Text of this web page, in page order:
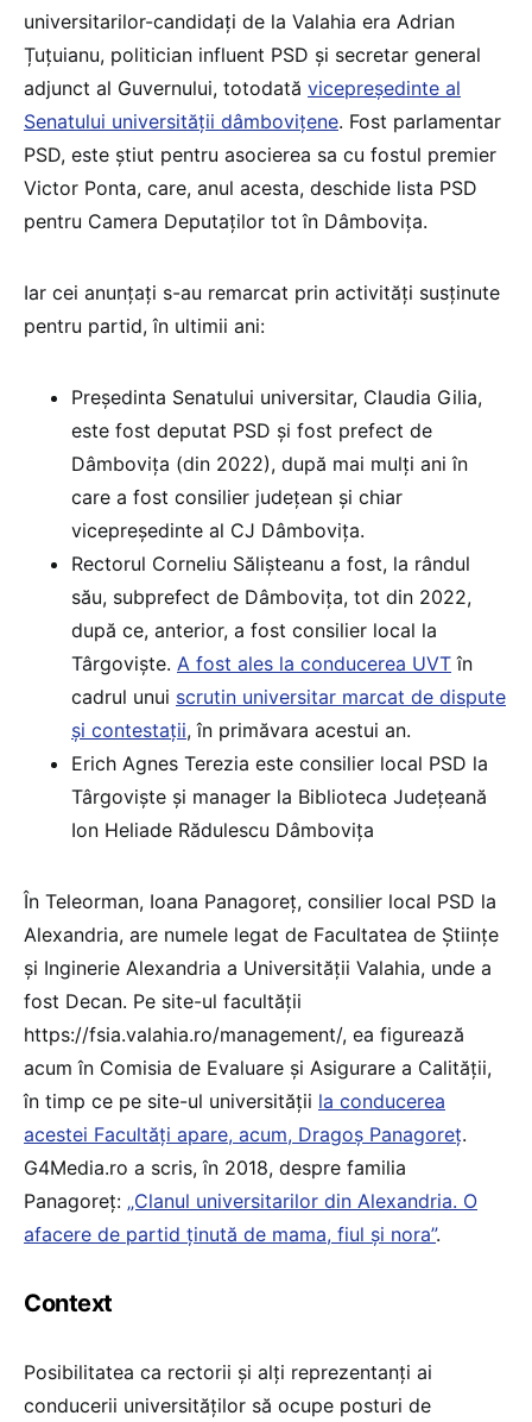
universitarilor-candidați de la Valahia era Adrian
Țuțuianu, politician influent PSD și secretar general
adjunct al Guvernului, totodată vicepreședinte al
Senatului universității dâmbovițene. Fost parlamentar
PSD, este știut pentru asocierea sa cu fostul premier
Victor Ponta, care, anul acesta, deschide lista PSD
pentru Camera Deputaților tot în Dâmbovița.
Iar cei anunțați s-au remarcat prin activități susținute
pentru partid, în ultimii ani:
Președinta Senatului universitar, Claudia Gilia,
este fost deputat PSD și fost prefect de
Dâmbovița (din 2022), după mai mulți ani în
care a fost consilier județean și chiar
vicepreședinte al CJ Dâmbovița.
Rectorul Corneliu Sălișteanu a fost, la rândul
său, subprefect de Dâmbovița, tot din 2022,
după ce, anterior, a fost consilier local la
Târgoviște. A fost ales la conducerea UVT în
cadrul unui scrutin universitar marcat de dispute
și contestații, în primăvara acestui an.
Erich Agnes Terezia este consilier local PSD la
Târgoviște și manager la Biblioteca Județeană
Ion Heliade Rădulescu Dâmbovița
În Teleorman, Ioana Panagoreț, consilier local PSD la
Alexandria, are numele legat de Facultatea de Științe
și Inginerie Alexandria a Universității Valahia, unde a
fost Decan. Pe site-ul facultății
https://fsia.valahia.ro/management/, ea figurează
acum în Comisia de Evaluare și Asigurare a Calității,
în timp ce pe site-ul universității la conducerea
acestei Facultăți apare, acum, Dragoș Panagoreț.
G4Media.ro a scris, în 2018, despre familia
Panagoreț: „Clanul universitarilor din Alexandria. O
afacere de partid ținută de mama, fiul și nora”.
Context
Posibilitatea ca rectorii și alți reprezentanți ai
conducerii universităților să ocupe posturi de